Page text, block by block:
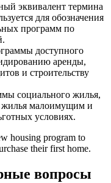
эквивалент термина
для обозначения
программ по
доступного
аренды,
и строительству
социального жилья,
жилья малоимущим и
условиях.
housing program to
their first home.
вопросы